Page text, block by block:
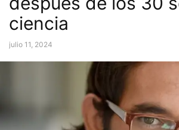
ciencia
julio 11, 2024